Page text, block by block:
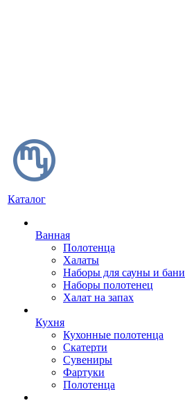
Каталог
Ванная
Полотенца
Халаты
Наборы для сауны и бани
Наборы полотенец
Халат на запах
Кухня
Кухонные полотенца
Скатерти
Сувениры
Фартуки
Полотенца